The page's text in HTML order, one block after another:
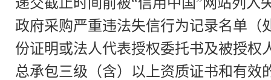
政府采购严重违法失信行为记录名单（
份证明或法人代表授权委托书及被授权
总承包三级（含）以上资质证书和有